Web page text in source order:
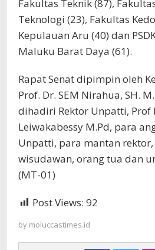
Fakultas Teknik (87),
Teknologi (23), Fakultas
Kepulauan Aru (40) dan
Maluku Barat Daya (61).
Rapat Senat dipimpin oleh
Prof. Dr. SEM Nirahua, SH.
dihadiri Rektor Unpatti, Prof
Leiwakabessy M.Pd, para
Unpatti, para mantan
wisudawan, orang tua dan
(MT-01)
Post Views: 92
by moluccastimes.id